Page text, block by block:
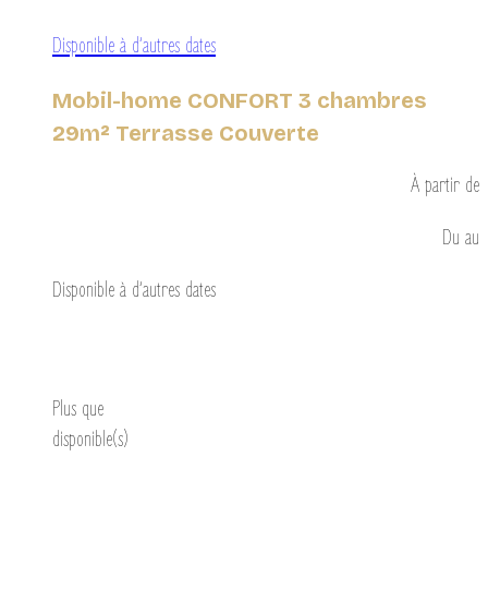
Disponible à d’autres dates
Mobil-home CONFORT 3 chambres
29m² Terrasse Couverte
À partir de
Du au
Disponible à d’autres dates
Plus que
disponible(s)